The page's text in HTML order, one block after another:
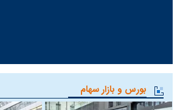
بورس و بازار سهام